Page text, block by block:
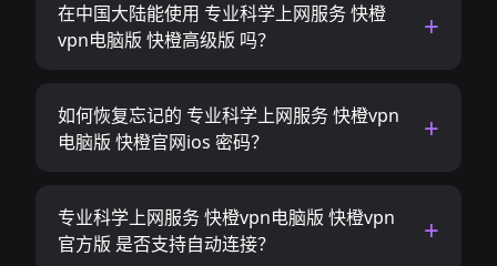
在中国大陆能使用 专业科学上网服务 快橙
vpn电脑版 快橙高级版 吗？
如何恢复忘记的 专业科学上网服务 快橙vpn
电脑版 快橙官网ios 密码？
专业科学上网服务 快橙vpn电脑版 快橙vpn
官方版 是否支持自动连接？